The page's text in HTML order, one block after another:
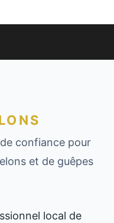
confiance pour
et de guêpes
local de